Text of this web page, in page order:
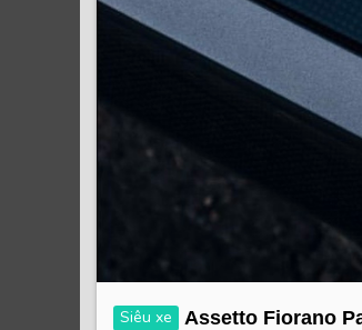
Siêu xe
Assetto Fiorano